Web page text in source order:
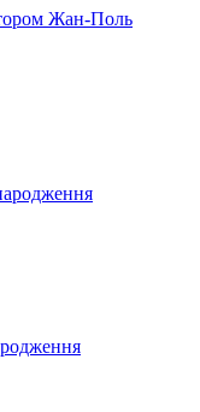
Жан-Поль